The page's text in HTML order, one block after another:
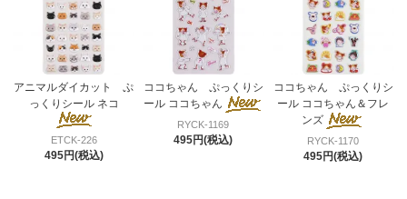
アニマルダイカット ぷ
っくりシール ネコ
ETCK-226
495円(税込)
ココちゃん ぷっくりシ
ール ココちゃん
RYCK-1169
495円(税込)
ココちゃん ぷっくりシ
ール ココちゃん＆フレ
ンズ
RYCK-1170
495円(税込)